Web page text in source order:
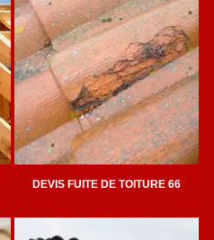
DEVIS FUITE DE TOITURE 66